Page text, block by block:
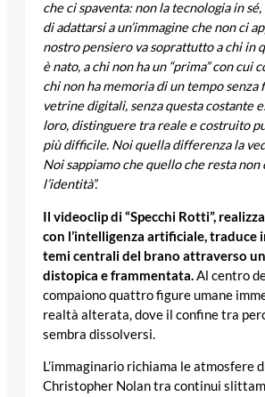
che ci spaventa: non la tecnologia in
di adattarsi a un’immagine che non ci
nostro pensiero va soprattutto a chi in
è nato, a chi non ha un “prima” con cui
chi non ha memoria di un tempo senza
vetrine digitali, senza questa costante
loro, distinguere tra reale e costruito
più difficile. Noi quella differenza la
Noi sappiamo che quello che resta non
l’identità”.
Il videoclip di “Specchi Rotti”,
con l’intelligenza artificiale, traduce
temi centrali del brano attraverso
distopica e frammentata.Al centro
compaiono quattro figure umane
realtà alterata, dove il confine tra
sembra dissolversi.
L’immaginario richiama le atmosfere
Christopher Nolan tra continui